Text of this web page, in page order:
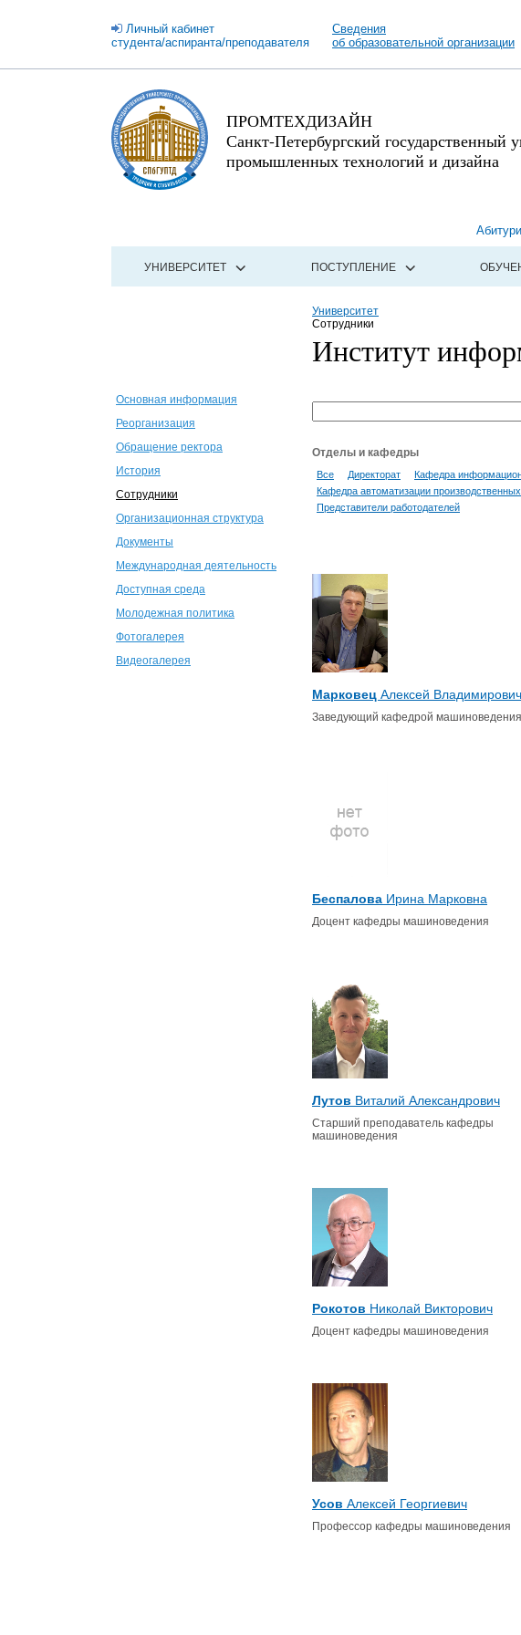
Личный кабинет
студента/аспиранта/преподавателя
Сведения
об образовательной организации
ПРОМТЕХДИЗАЙН
Санкт-Петербургский государственный
промышленных технологий и дизайна
УНИВЕРСИТЕТ ПОСТУПЛЕНИЕ
Университет
Сотрудники
Институт
Основная информация
Реорганизация
Обращение ректора
История
Сотрудники
Организационная структура
Документы
Международная деятельность
Доступная среда
Молодежная политика
Фотогалерея
Видеогалерея
Отделы и кафедры
Все Директорат Кафедра
Кафедра автоматизации
Представители работодателей
Марковец Алексей Владимирович
Заведующий кафедрой машиноведения
Беспалова Ирина Марковна
Доцент кафедры машиноведения
Лутов Виталий Александрович
Старший преподаватель кафедры
машиноведения
Рокотов Николай Викторович
Доцент кафедры машиноведения
Усов Алексей Георгиевич
Профессор кафедры машиноведения